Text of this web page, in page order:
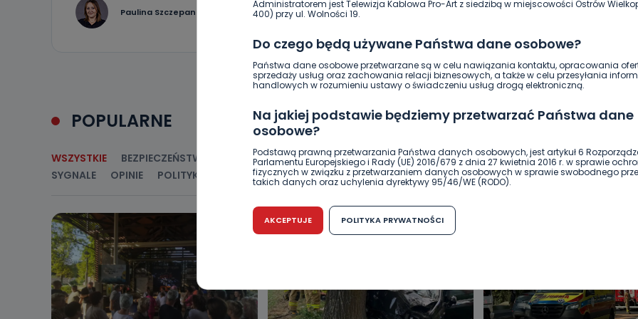
Administratorem jest Telewizja Kablowa Pro-Art z siedzibą w miejscowości Ostrów
400) przy ul. Wolności 19.
Do czego będą używane Państwa dane osobowe?
Państwa dane osobowe przetwarzane są w celu nawiązania kontaktu, opracowania
sprzedaży usług oraz zachowania relacji biznesowych, a także w celu przesyłania
handlowych w rozumieniu ustawy o świadczeniu usług drogą elektroniczną.
Na jakiej podstawie będziemy przetwarzać Państwa dane
osobowe?
Podstawą prawną przetwarzania Państwa danych osobowych, jest artykuł 6
Parlamentu Europejskiego i Rady (UE) 2016/679 z dnia 27 kwietnia 2016 r. w sprawie
fizycznych w związku z przetwarzaniem danych osobowych w sprawie swobodnego
takich danych oraz uchylenia dyrektywy 95/46/WE (RODO).
Czy jest możliwość cofnięcia zgody?
Podanie danych osobowych jest dobrowolne, nie jest wymogiem ustawowym lub
Kiedy i komu możemy przekazać Państwa dane?
AKCEPTUJE POLITYKA PRYWATNOŚCI
Paulina Szczepaniak 0
POPULARNE
WSZYSTKIE BEZPIECZEŃSTWO CIEKAWOSTKI EDUKACJA GOSPODARKA I FINANSE HISTORIA
SYGNALE
OPINIE POLITYKA RELIGIA SAMORZĄD ŚRODOWISKO WASZE INFO WSZYSTKICH ŚWIĘTYCH